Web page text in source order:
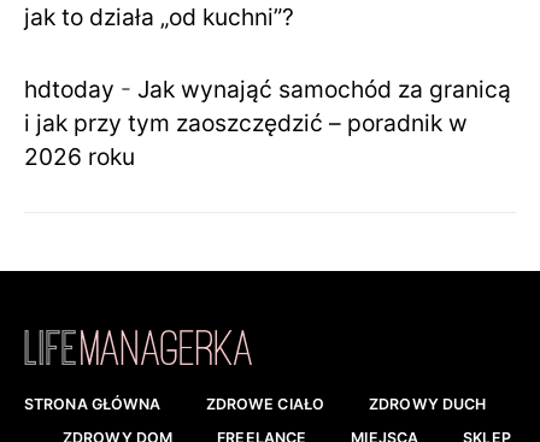
jak to działa „od kuchni”?
hdtoday - Jak wynająć samochód za granicą
i jak przy tym zaoszczędzić – poradnik w
2026 roku
STRONA GŁÓWNA ZDROWE CIAŁO
ZDROWY DUCH
ZDROWY DOM
FREELANCE MIEJSCA SKLEP